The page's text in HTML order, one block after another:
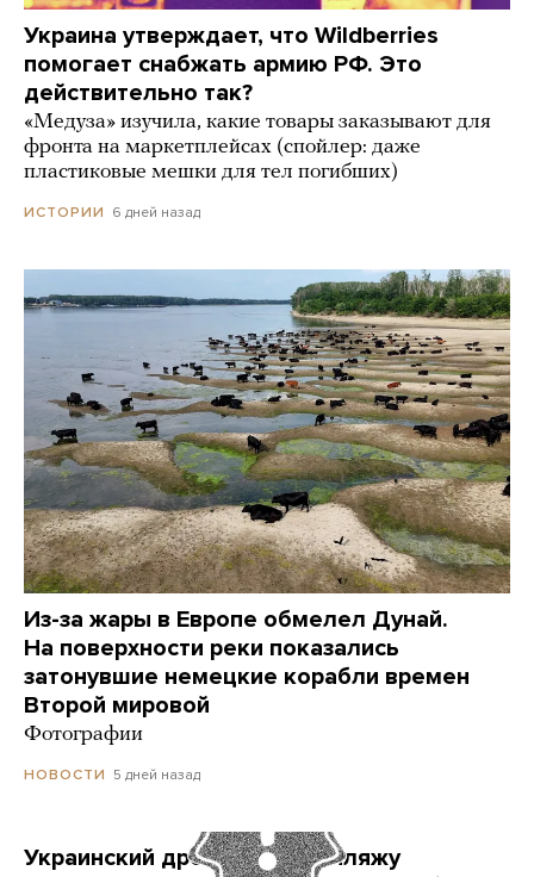
Украина утверждает, что Wildberries
помогает снабжать армию РФ. Это
действительно так?
«Медуза» изучила, какие товары заказывают для
фронта на маркетплейсах (спойлер: даже
пластиковые мешки для тел погибших)
ИСТОРИИ 6 дней назад
Из-за жары в Европе обмелел Дунай.
На поверхности реки показались
затонувшие немецкие корабли времен
Второй мировой
Фотографии
НОВОСТИ 5 дней назад
Украинский дрон попал по пляжу